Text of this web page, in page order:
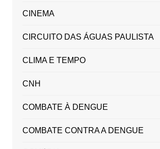
CINEMA
CIRCUITO DAS ÁGUAS PAULISTA
CLIMA E TEMPO
CNH
COMBATE À DENGUE
COMBATE CONTRA A DENGUE